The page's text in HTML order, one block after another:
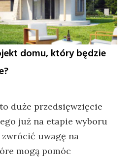
domu, który będzie
duże przedsięwzięcie
już na etapie wyboru
uwagę na
mogą pomóc